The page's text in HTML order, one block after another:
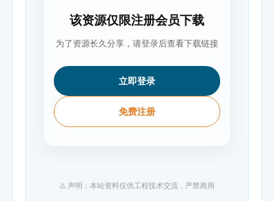
该资源仅限注册会员下载
为了资源长久分享，请登录后查看下载链接
立即登录
免费注册
⚠️ 声明：本站资料仅供工程技术交流，严禁商用